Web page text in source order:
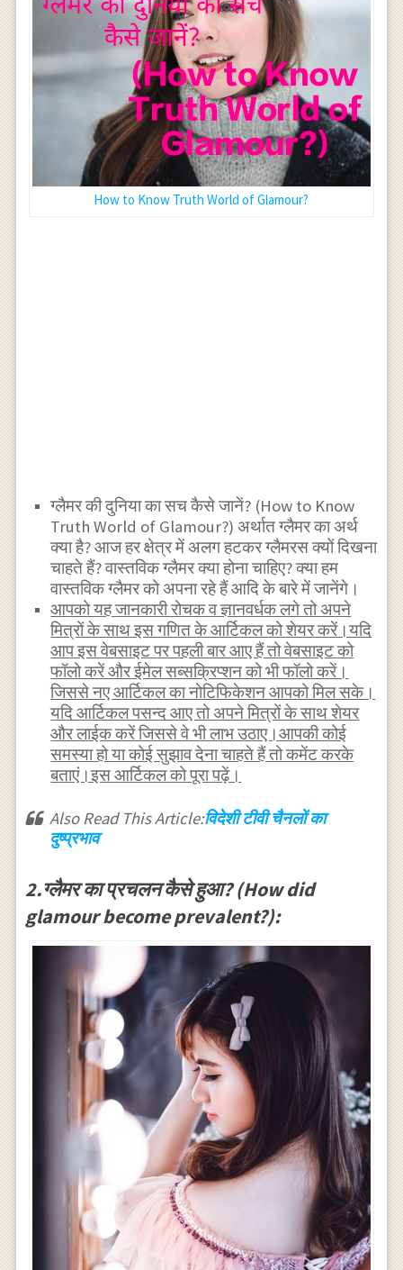
How to Know Truth World of Glamour?
ग्लैमर की दुनिया का सच कैसे जानें? (How to Know
Truth World of Glamour?) अर्थात ग्लैमर का अर्थ
क्या है? आज हर क्षेत्र में अलग हटकर ग्लैमरस क्यों दिखना
चाहते हैं? वास्तविक ग्लैमर क्या होना चाहिए? क्या हम
वास्तविक ग्लैमर को अपना रहे हैं आदि के बारे में जानेंगे।
आपको यह जानकारी रोचक व ज्ञानवर्धक लगे तो अपने
मित्रों के साथ इस गणित के आर्टिकल को शेयर करें।यदि
आप इस वेबसाइट पर पहली बार आए हैं तो वेबसाइट को
फॉलो करें और ईमेल सब्सक्रिप्शन को भी फॉलो करें।
जिससे नए आर्टिकल का नोटिफिकेशन आपको मिल सके।
यदि आर्टिकल पसन्द आए तो अपने मित्रों के साथ शेयर
और लाईक करें जिससे वे भी लाभ उठाए।आपकी कोई
समस्या हो या कोई सुझाव देना चाहते हैं तो कमेंट करके
बताएं।इस आर्टिकल को पूरा पढ़ें।
Also Read This Article:विदेशी टीवी चैनलों का
दुष्प्रभाव
2.ग्लैमर का प्रचलन कैसे हुआ? (How did
glamour become prevalent?):